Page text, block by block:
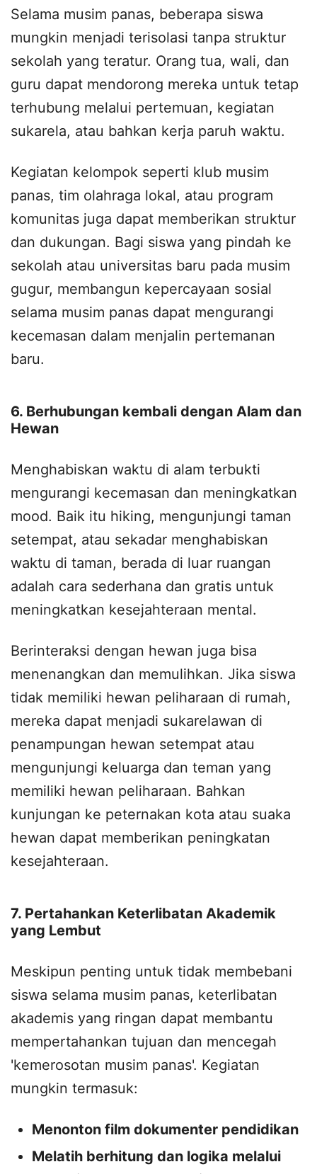
Selama musim panas, beberapa siswa
mungkin menjadi terisolasi tanpa struktur
sekolah yang teratur. Orang tua, wali, dan
guru dapat mendorong mereka untuk tetap
terhubung melalui pertemuan, kegiatan
sukarela, atau bahkan kerja paruh waktu.
Kegiatan kelompok seperti klub musim
panas, tim olahraga lokal, atau program
komunitas juga dapat memberikan struktur
dan dukungan. Bagi siswa yang pindah ke
sekolah atau universitas baru pada musim
gugur, membangun kepercayaan sosial
selama musim panas dapat mengurangi
kecemasan dalam menjalin pertemanan
baru.
6. Berhubungan kembali dengan Alam dan
Hewan
Menghabiskan waktu di alam terbukti
mengurangi kecemasan dan meningkatkan
mood. Baik itu hiking, mengunjungi taman
setempat, atau sekadar menghabiskan
waktu di taman, berada di luar ruangan
adalah cara sederhana dan gratis untuk
meningkatkan kesejahteraan mental.
Berinteraksi dengan hewan juga bisa
menenangkan dan memulihkan. Jika siswa
tidak memiliki hewan peliharaan di rumah,
mereka dapat menjadi sukarelawan di
penampungan hewan setempat atau
mengunjungi keluarga dan teman yang
memiliki hewan peliharaan. Bahkan
kunjungan ke peternakan kota atau suaka
hewan dapat memberikan peningkatan
kesejahteraan.
7. Pertahankan Keterlibatan Akademik
yang Lembut
Meskipun penting untuk tidak membebani
siswa selama musim panas, keterlibatan
akademis yang ringan dapat membantu
mempertahankan tujuan dan mencegah
'kemerosotan musim panas'. Kegiatan
mungkin termasuk:
Menonton film dokumenter pendidikan
Melatih berhitung dan logika melalui